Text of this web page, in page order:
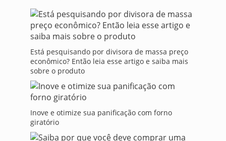
Está pesquisando por divisora de massa preço
econômico? Então leia esse artigo e saiba mais
sobre o produto
Inove e otimize sua panificação com forno
giratório